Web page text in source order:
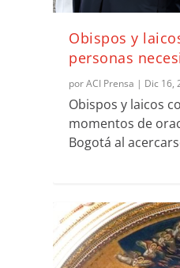
Obispos y
personas
porACI Prensa | Dic 16,
Obispos y laicos
momentos de
Bogotá al